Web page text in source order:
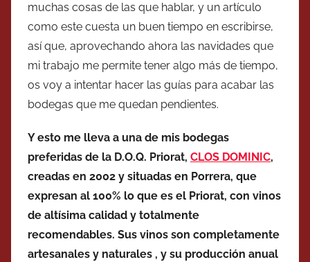
muchas cosas de las que hablar, y un artículo
como este cuesta un buen tiempo en escribirse,
así que, aprovechando ahora las navidades que
mi trabajo me permite tener algo más de tiempo,
os voy a intentar hacer las guías para acabar las
bodegas que me quedan pendientes.
Y esto me lleva a una de mis bodegas
preferidas de la D.O.Q. Priorat, CLOS DOMINIC,
creadas en 2002 y situadas en Porrera, que
expresan al 100% lo que es el Priorat, con vinos
de altísima calidad y totalmente
recomendables. Sus vinos son completamente
artesanales y naturales , y su producción anual